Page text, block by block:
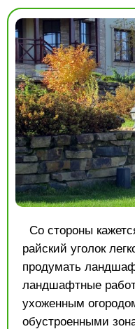
Со стороны
райский уголок
продумать
ландшафтные
ухоженным
обустроенными